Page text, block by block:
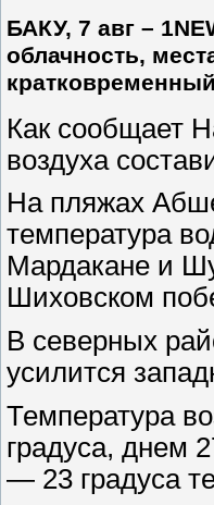
БАКУ, 7 авг –
облачность,
Как сообщает
воздуха
На пляжах
температура
Мардакане и
Шиховском
В северных
усилится
Температура
градуса, днем
— 23 градуса